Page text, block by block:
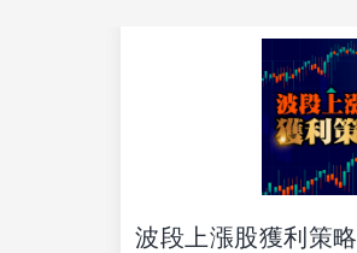
波段上漲股獲利策略